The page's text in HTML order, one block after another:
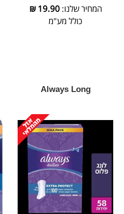
המחיר שלנו:19.90
₪
כולל מע"מ
Always Long